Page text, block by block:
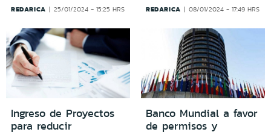
REDARICA 25/01/2024 - 15:25 HRS REDARICA 08/01/2024 - 17:49 HRS
Ingreso de Proyectos
para reducir
Banco Mundial a favor
de permisos y